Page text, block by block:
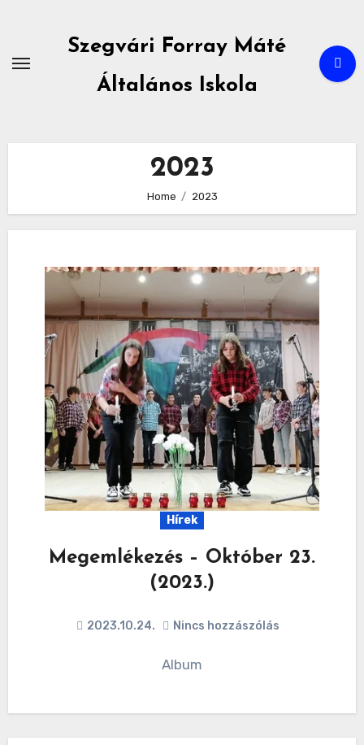
content
Szegvári Forray Máté
Általános Iskola
2023
Home 2023
Hírek
Megemlékezés – Október 23.
(2023.)
2023.10.24. Nincs hozzászólás
Album